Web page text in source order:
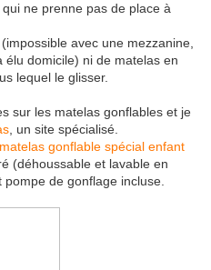
ne prenne pas de place à
avec une mezzanine,
domicile) ni de matelas en
lequel le glisser.
sur les matelas gonflables et je
, un site spécialisé.
gonflable spécial enfant
(déhoussable et lavable en
de gonflage incluse.